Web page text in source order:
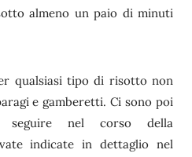
almeno un paio di minuti
qualsiasi tipo di risotto non
e gamberetti. Ci sono poi
seguire nel corso della
indicate in dettaglio nel